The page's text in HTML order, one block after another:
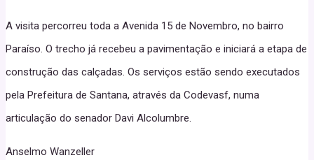
A visita percorreu toda a Avenida 15 de Novembro, no bairro
Paraíso. O trecho já recebeu a pavimentação e iniciará a etapa de
construção das calçadas. Os serviços estão sendo executados
pela Prefeitura de Santana, através da Codevasf, numa
articulação do senador Davi Alcolumbre.
Anselmo Wanzeller